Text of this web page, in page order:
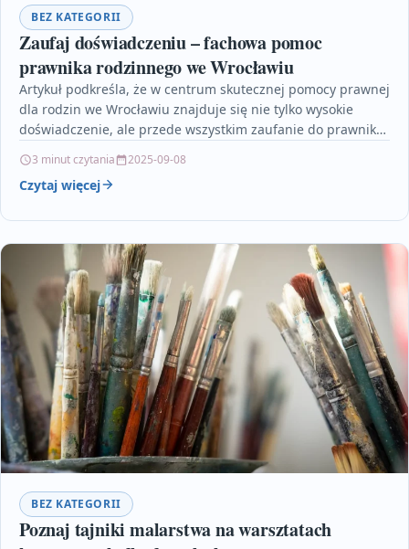
BEZ KATEGORII
Zaufaj doświadczeniu – fachowa pomoc
prawnika rodzinnego we Wrocławiu
Artykuł podkreśla, że w centrum skutecznej pomocy prawnej
dla rodzin we Wrocławiu znajduje się nie tylko wysokie
doświadczenie, ale przede wszystkim zaufanie do prawnika,
3 minut czytania 2025-09-08
Czytaj więcej
BEZ KATEGORII
Poznaj tajniki malarstwa na warsztatach